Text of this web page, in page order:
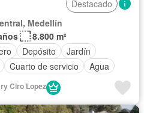
Destacado
Medellín
8.800 m²
Depósito
Jardín
Cuarto de servicio Agua
Ciro Lopez